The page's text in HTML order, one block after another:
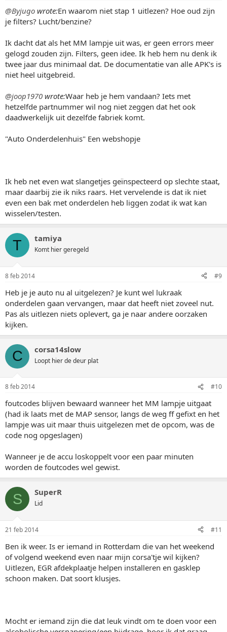
@Byjugo wrote:En waarom niet stap 1 uitlezen? Hoe oud zijn
je filters? Lucht/benzine?
Ik dacht dat als het MM lampje uit was, er geen errors meer
gelogd zouden zijn. Filters, geen idee. Ik heb hem nu denk ik
twee jaar dus minimaal dat. De documentatie van alle APK's is
niet heel uitgebreid.
@joop1970 wrote:Waar heb je hem vandaan? Iets met
hetzelfde partnummer wil nog niet zeggen dat het ook
daadwerkelijk uit dezelfde fabriek komt.
"Auto Onderdelenhuis" Een webshopje
Ik heb net even wat slangetjes geïnspecteerd op slechte staat,
maar daarbij zie ik niks raars. Het vervelende is dat ik niet
even een bak met onderdelen heb liggen zodat ik wat kan
wisselen/testen.
T tamiya
Komt hier geregeld
8 feb 2014 #9
Heb je je auto nu al uitgelezen? Je kunt wel lukraak
onderdelen gaan vervangen, maar dat heeft niet zoveel nut.
Pas als uitlezen niets oplevert, ga je naar andere oorzaken
kijken.
C corsa14slow
Loopt hier de deur plat
8 feb 2014 #10
foutcodes blijven bewaard wanneer het MM lampje uitgaat
(had ik laats met de MAP sensor, langs de weg ff gefixt en het
lampje was uit maar thuis uitgelezen met de opcom, was de
code nog opgeslagen)
Wanneer je de accu loskoppelt voor een paar minuten
worden de foutcodes wel gewist.
S SuperR
Lid
21 feb 2014 #11
Ben ik weer. Is er iemand in Rotterdam die van het weekend
of volgend weekend even naar mijn corsa'tje wil kijken?
Uitlezen, EGR afdekplaatje helpen installeren en gasklep
schoon maken. Dat soort klusjes.
Mocht er iemand zijn die dat leuk vindt om te doen voor een